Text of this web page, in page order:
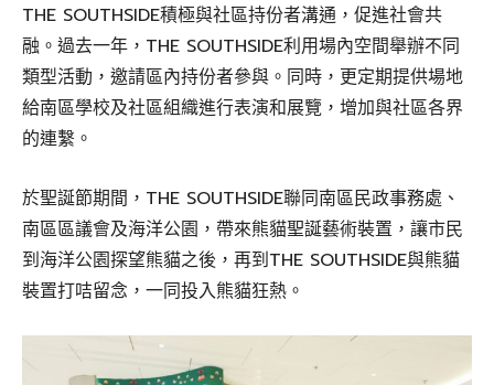
THE SOUTHSIDE積極與社區持份者溝通，促進社會共
融。過去一年，THE SOUTHSIDE利用場內空間舉辦不同
類型活動，邀請區內持份者參與。同時，更定期提供場地
給南區學校及社區組織進行表演和展覽，增加與社區各界
的連繫。
於聖誕節期間，THE SOUTHSIDE聯同南區民政事務處、
南區區議會及海洋公園，帶來熊貓聖誕藝術裝置，讓市民
到海洋公園探望熊貓之後，再到THE SOUTHSIDE與熊貓
裝置打咭留念，一同投入熊貓狂熱。